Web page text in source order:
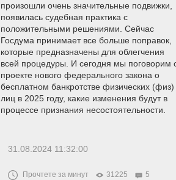
произошли очень значительные подвижки,
появилась судебная практика с
положительными решениями. Сейчас
Госдума принимает все больше поправок,
которые предназначены для облегчения
всей процедуры. И сегодня мы поговорим
проекте нового федерального закона о
бесплатном банкротстве физических (физ)
лиц в 2025 году, какие изменения будут в
процессе признания несостоятельности.
31.08.2024 11:32:00
Прочтете за минут 31225 5